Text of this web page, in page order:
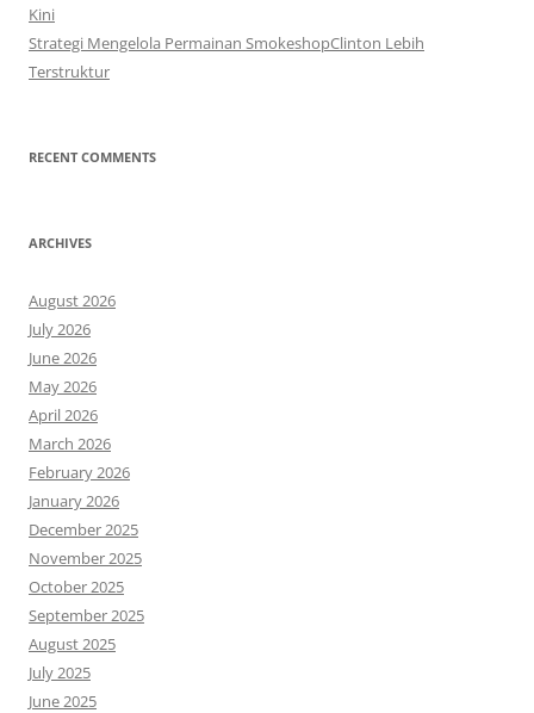
Kini
Strategi Mengelola Permainan SmokeshopClinton Lebih
Terstruktur
RECENT COMMENTS
ARCHIVES
August 2026
July 2026
June 2026
May 2026
April 2026
March 2026
February 2026
January 2026
December 2025
November 2025
October 2025
September 2025
August 2025
July 2025
June 2025